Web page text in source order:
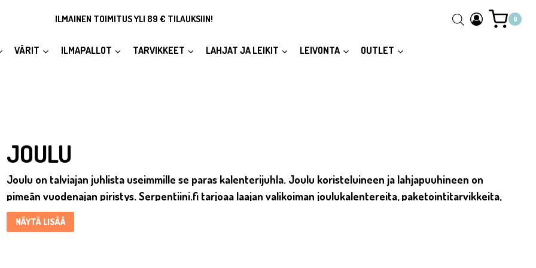
ILMAINEN TOIMITUS YLI 89 € TILAUKSIIN! 0
VÄRIT ILMAPALLOT TARVIKKEET LAHJAT JA LEIKIT LEIVONTA OUTLET
Joulu Itse tehtävien tekeminen on hauskaa, luovaa ja palkitsevaa puuhaa. Meillä ... Content continues. Activate the Näytä lisää
JOULU
Joulu on talviajan juhlista useimmille se paras kalenterijuhla. Joulu koristeluineen ja lahjapuuhineen on
pimeän vuodenajan piristys. Serpentiini.fi tarjoaa laajan valikoiman joulukalentereita, paketointitarvikkeita,
joulukoristeita ja kattaustarvikkeita. Selaa rauhassa – mutta ajoissa – runsas valikoimamme ja varmista
kaunis joulu tarvikkeineen tänäkin vuonna.
NÄYTÄ LISÄÄ